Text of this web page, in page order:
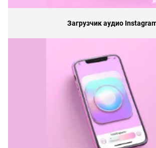
Загрузчик аудио